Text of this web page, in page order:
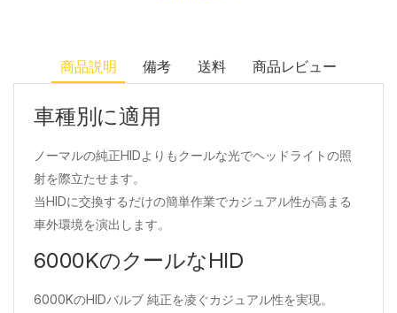
商品説明 備考 送料 商品レビュー
車種別に適用
ノーマルの純正HIDよりもクールな光でヘッドライトの照
射を際立たせます。
当HIDに交換するだけの簡単作業でカジュアル性が高まる
車外環境を演出します。
6000KのクールなHID
6000KのHIDバルブ 純正を凌ぐカジュアル性を実現。